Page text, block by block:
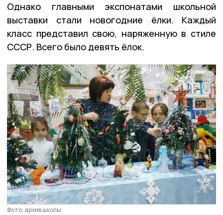
Однако главными экспонатами школьной
выставки стали новогодние ёлки. Каждый
класс представил свою, наряженную в стиле
СССР. Всего было девять ёлок.
Фото: архив школы